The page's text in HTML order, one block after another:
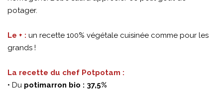
potager.
Le + : un recette 100% végétale cuisinée comme pour les
grands !
La recette du chef Potpotam :
• Du potimarron bio : 37,5%